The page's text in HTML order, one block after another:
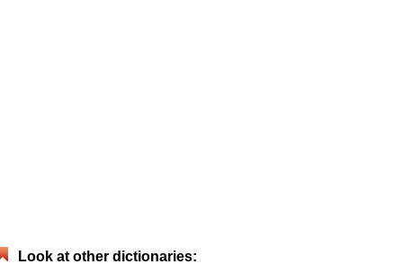
Look at other dictionaries: